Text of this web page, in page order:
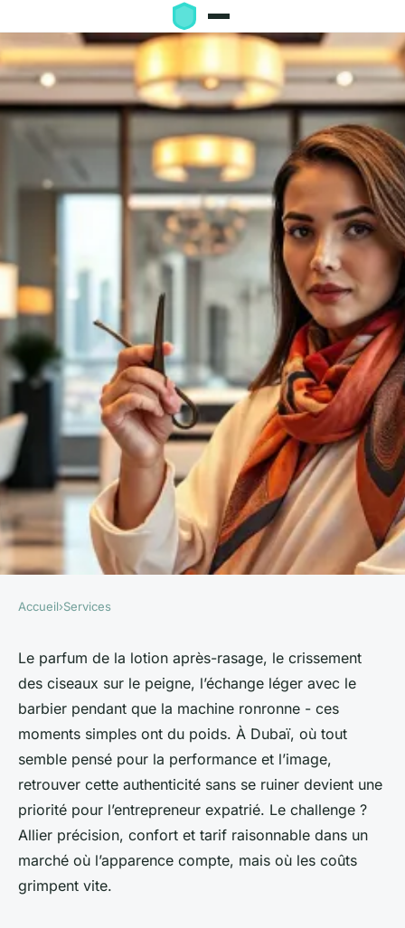
Top 5 coiffeurs abordables à
Dubaï pour une coupe réussie
Nicet•12/05/2026 07:46 •9 min de lecture
Accueil›Services
Le parfum de la lotion après-rasage, le crissement
des ciseaux sur le peigne, l’échange léger avec le
barbier pendant que la machine ronronne - ces
moments simples ont du poids. À Dubaï, où tout
semble pensé pour la performance et l’image,
retrouver cette authenticité sans se ruiner devient une
priorité pour l’entrepreneur expatrié. Le challenge ?
Allier précision, confort et tarif raisonnable dans un
marché où l’apparence compte, mais où les coûts
grimpent vite.